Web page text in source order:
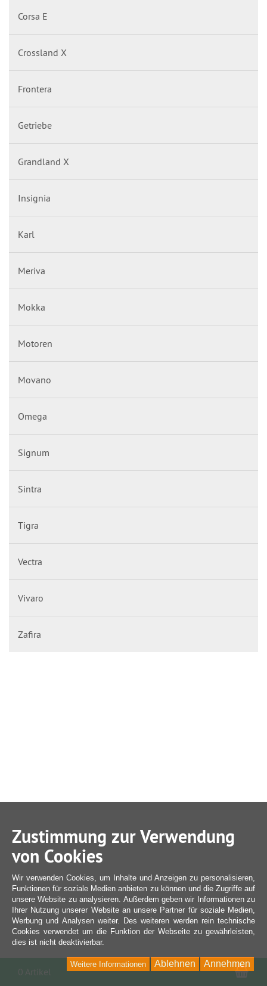
Corsa E
Crossland X
Frontera
Getriebe
Grandland X
Insignia
Karl
Meriva
Mokka
Motoren
Movano
Omega
Signum
Sintra
Tigra
Vectra
Vivaro
Zafira
Zustimmung zur Verwendung
von Cookies
Wir verwenden Cookies, um Inhalte und Anzeigen zu personalisieren,
Funktionen für soziale Medien anbieten zu können und die Zugriffe auf
unsere Website zu analysieren. Außerdem geben wir Informationen zu
Ihrer Nutzung unserer Website an unsere Partner für soziale Medien,
Werbung und Analysen weiter. Des weiteren werden rein technische
Cookies verwendet um die Funktion der Webseite zu gewährleisten,
dies ist nicht deaktivierbar.
Annehmen
Ablehnen
Weitere Informationen